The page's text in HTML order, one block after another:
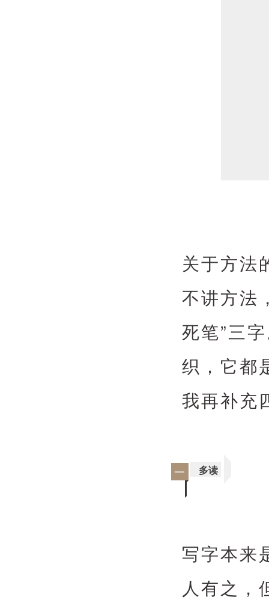
关于方法
不讲方法
死笔”三
织，它都
我再补充
一 多读
写字本来
人有之，